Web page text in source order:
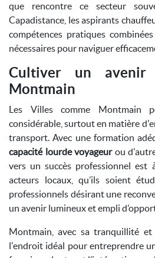
que rencontre ce secteur
Capadistance, les aspirants
compétences pratiques
nécessaires pour naviguer
Cultiver un avenir
Montmain
Les Villes comme Montmain
considérable, surtout en matière
transport. Avec une formation
capacité lourde voyageurou
vers un succès professionnel est
acteurs locaux, qu’ils soient
professionnels désirant une
un avenir lumineux et empli
Montmain, avec sa tranquillité et
l'endroit idéal pour entreprendre